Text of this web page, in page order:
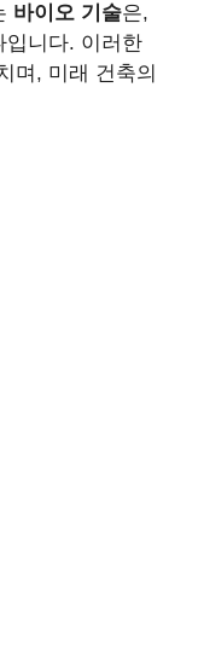
바이오 기술은,
입니다. 이러한
며, 미래 건축의